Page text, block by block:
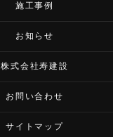
施工事例
お知らせ
株式会社寿建設
お問い合わせ
サイトマップ